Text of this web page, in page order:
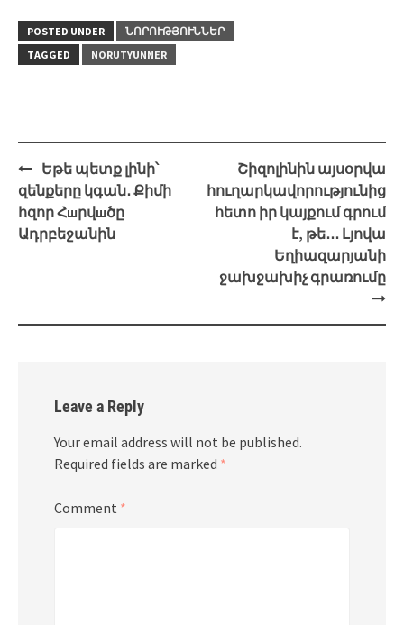
POSTED UNDER
ՆՈՐՈՒԹՅՈՒՆՆԵՐ
TAGGED
NORUTYUNNER
Post
navigation
Եթե պետք լինի՝
զենքերը կգան․ Քիմի
հզոր Հшրվшծը
Ադրբեջանին
Շիզոլինին այսօրվա
հուղարկավորությունից
հետո իր կայքում գրում
է, թե․․․ Լյովա
Եղիազարյանի
ջախջախիչ գրառումը
Leave a Reply
Your email address will not be published.
Required fields are marked *
Comment *